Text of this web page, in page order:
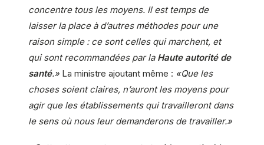
concentre tous les moyens. Il est temps de
laisser la place à d’autres méthodes pour une
raison simple : ce sont celles qui marchent, et
qui sont recommandées par la Haute autorité de
santé.» La ministre ajoutant même : «Que les
choses soient claires, n’auront les moyens pour
agir que les établissements qui travailleront dans
le sens où nous leur demanderons de travailler.»